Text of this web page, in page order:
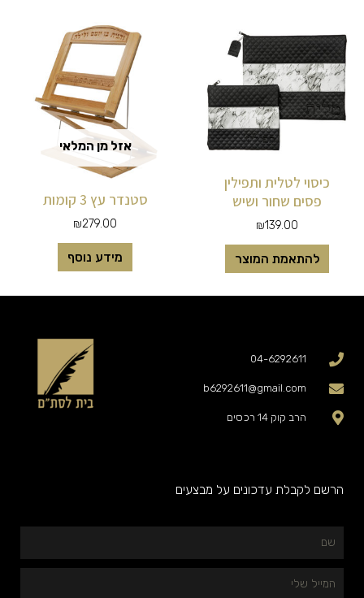
כיסוי לטלית ותפילין
פסים שחור ושיש
₪139.00
להתאמת המוצר
אזל מן המלאי
סטנדר עץ 3 קומות
₪279.00
מידע נוסף
04-6292611
b6292611@gmail.com
הרב קוק 14 רכסים
הרשם לקבלת עדכונים על מבצעים